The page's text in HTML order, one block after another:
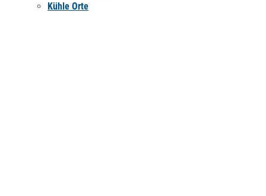
Kühle Orte